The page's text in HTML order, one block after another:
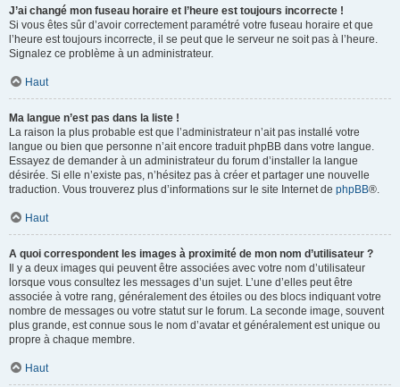
J’ai changé mon fuseau horaire et l’heure est toujours incorrecte !
Si vous êtes sûr d’avoir correctement paramétré votre fuseau horaire et que
l’heure est toujours incorrecte, il se peut que le serveur ne soit pas à l’heure.
Signalez ce problème à un administrateur.
Haut
Ma langue n’est pas dans la liste !
La raison la plus probable est que l’administrateur n’ait pas installé votre
langue ou bien que personne n’ait encore traduit phpBB dans votre langue.
Essayez de demander à un administrateur du forum d’installer la langue
désirée. Si elle n’existe pas, n’hésitez pas à créer et partager une nouvelle
traduction. Vous trouverez plus d’informations sur le site Internet de phpBB®.
Haut
A quoi correspondent les images à proximité de mon nom d’utilisateur ?
Il y a deux images qui peuvent être associées avec votre nom d’utilisateur
lorsque vous consultez les messages d’un sujet. L’une d’elles peut être
associée à votre rang, généralement des étoiles ou des blocs indiquant votre
nombre de messages ou votre statut sur le forum. La seconde image, souvent
plus grande, est connue sous le nom d’avatar et généralement est unique ou
propre à chaque membre.
Haut